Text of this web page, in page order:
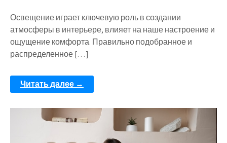
Освещение играет ключевую роль в создании
атмосферы в интерьере, влияет на наше настроение и
ощущение комфорта. Правильно подобранное и
распределенное […]
Читать далее →